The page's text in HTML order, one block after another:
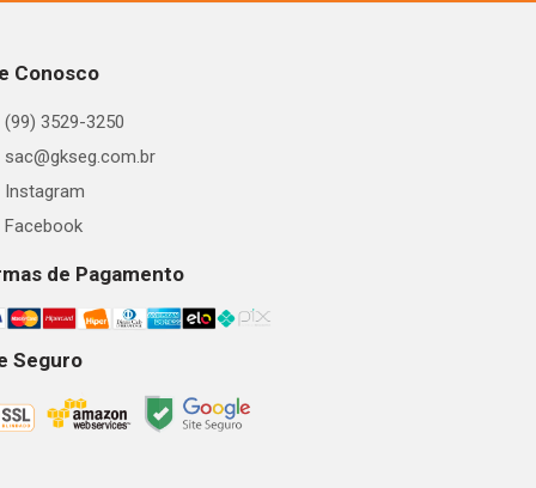
Conosco
(99) 3529-3250
sac@gkseg.com.br
Instagram
Facebook
de Pagamento
Seguro